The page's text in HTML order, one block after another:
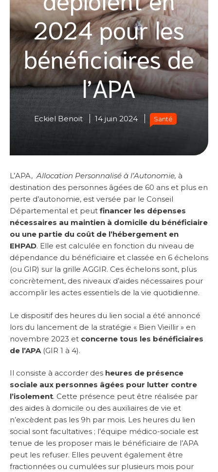
2024 pour les
bénéficiaires de
l’APA
Eckiel Benoit 14 juin 2024 Santé
L’APA,Allocation Personnalisé à l’Autonomie, à
destination des personnes âgées de 60 ans et plus en
perte d’autonomie, est versée par le Conseil
Départemental et peut financer les dépenses
nécessaires au maintien à domicile du bénéficiaire
ou une partie du coût de l’hébergement en
EHPAD. Elle est calculée en fonction du niveau de
dépendance du bénéficiaire et classée en 6 échelons
(ou GIR) sur la grille AGGIR. Ces échelons sont, plus
concrètement, des niveaux d’aides nécessaires pour
accomplir les actes essentiels de la vie quotidienne.
Le dispositif des heures du lien social a été annoncé
lors du lancement de la stratégie « Bien Vieillir » en
novembre 2023 et concerne tous les bénéficiaires
de l’APA (GIR 1 à 4).
Il consiste à accorder des heures de présence
sociale aux personnes âgées pour lutter contre
l’isolement. Cette présence peut être réalisée par
des aides à domicile ou des auxiliaires de vie et
n’excèdent pas les 9h par mois. Les heures du lien
social sont facultatives ; l’équipe médico-sociale est
tenue de les proposer mais le bénéficiaire de l’APA
peut les refuser. Elles peuvent également être
fractionnées ou cumulées sur plusieurs mois pour